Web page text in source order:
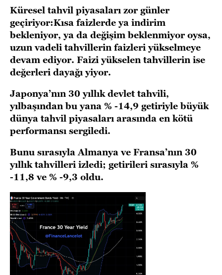
Küresel tahvil piyasaları zor günler
geçiriyor:Kısa faizlerde ya indirim
bekleniyor, ya da değişim beklenmiyor oysa,
uzun vadeli tahvillerin faizleri yükselmeye
devam ediyor. Faizi yükselen tahvillerin ise
değerleri dayağı yiyor.
Japonya’nın 30 yıllık devlet tahvili,
yılbaşından bu yana % -14,9 getiriyle büyük
dünya tahvil piyasaları arasında en kötü
performansı sergiledi.
Bunu sırasıyla Almanya ve Fransa’nın 30
yıllık tahvilleri izledi; getirileri sırasıyla %
-11,8 ve % -9,3 oldu.